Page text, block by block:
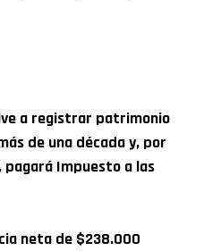
a registrar patrimonio
de una década y, por
Impuesto a las
neta de $238.000